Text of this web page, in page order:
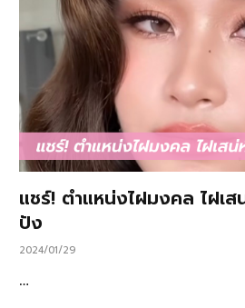
แชร์! ตำแหน่งไฝมงคล ไฝเ
ปัง
2024/01/29
…